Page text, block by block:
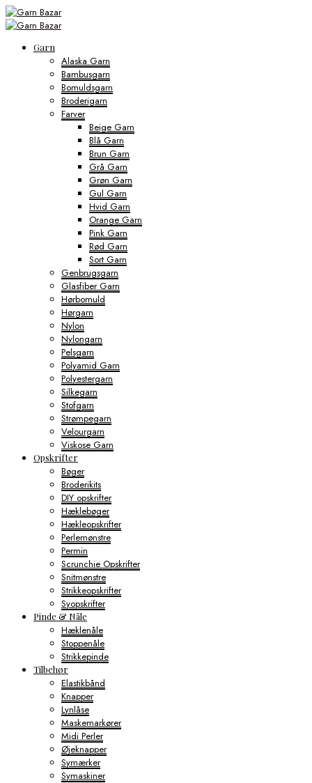
Garn
Alaska Garn
Bambusgarn
Bomuldsgarn
Broderigarn
Farver
Beige Garn
Blå Garn
Brun Garn
Grå Garn
Grøn Garn
Gul Garn
Hvid Garn
Orange Garn
Pink Garn
Rød Garn
Sort Garn
Genbrugsgarn
Glasfiber Garn
Hørbomuld
Hørgarn
Nylon
Nylongarn
Pelsgarn
Polyamid Garn
Polyestergarn
Silkegarn
Stofgarn
Strømpegarn
Velourgarn
Viskose Garn
Opskrifter
Bøger
Broderikits
DIY opskrifter
Hæklebøger
Hækleopskrifter
Perlemønstre
Permin
Scrunchie Opskrifter
Snitmønstre
Strikkeopskrifter
Syopskrifter
Pinde & Nåle
Hæklenåle
Stoppenåle
Strikkepinde
Tilbehør
Elastikbånd
Knapper
Lynlåse
Maskemarkører
Midi Perler
Øjeknapper
Symærker
Symaskiner